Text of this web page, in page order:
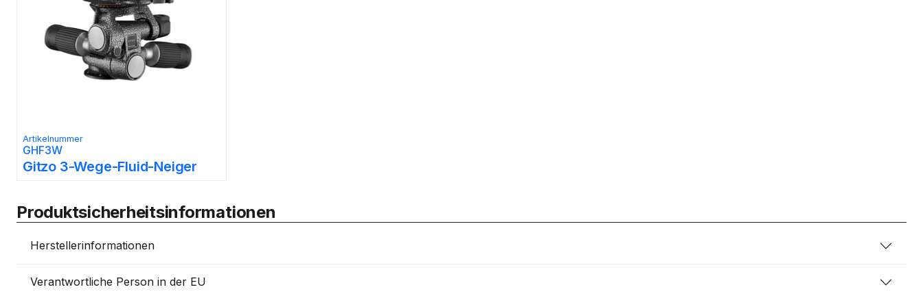
Artikelnummer
GHF3W
Gitzo 3-Wege-Fluid-Neiger
Produktsicherheitsinformationen
Herstellerinformationen
Verantwortliche Person in der EU